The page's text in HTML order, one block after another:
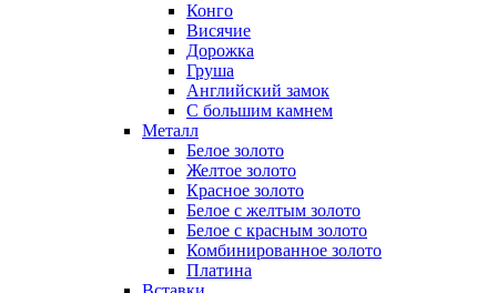
Конго
Висячие
Дорожка
Груша
Английский замок
С большим камнем
Металл
Белое золото
Желтое золото
Красное золото
Белое с желтым золото
Белое с красным золото
Комбинированное золото
Платина